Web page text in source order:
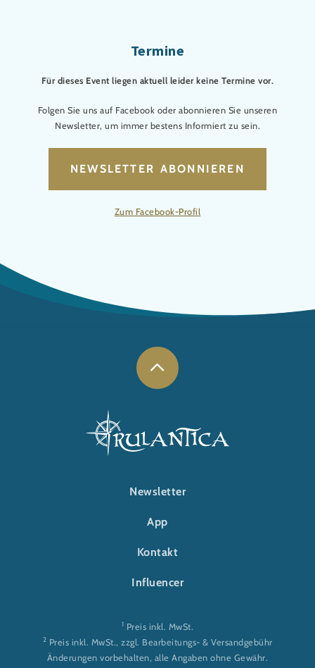
Am Sonntag und Montag stehen ab 13:00 Uhr die Rulantica
hier ist frühlingshafte Partystimmung angesagt! Abgerundet
Darbietungen der Künstler aus dem Europa-Park, die dem
Erlebnis eine besondere Note verleihen.
Termine
Für dieses Event liegen aktuell leider keine Termine vor.
Folgen Sie uns auf Facebook oder abonnieren Sie unseren
Newsletter, um immer bestens Informiert zu sein.
NEWSLETTER ABONNIEREN
Zum Facebook-Profil
FOOTER-RULANTICA
Newsletter
App
Kontakt
Influencer
1 Preis inkl. MwSt.
2 Preis inkl. MwSt., zzgl. Bearbeitungs- & Versandgebühr
Änderungen vorbehalten, alle Angaben ohne Gewähr.